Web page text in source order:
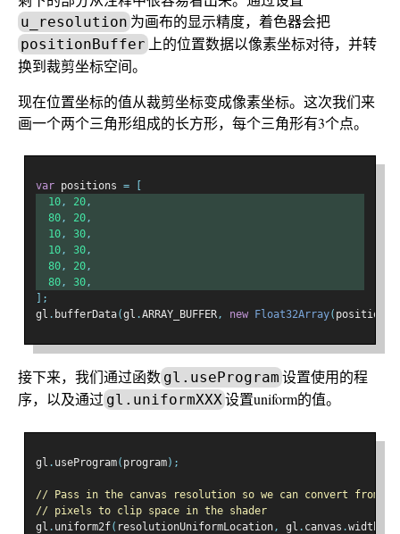
u_resolution 为画布的显示精度，着色器会把
positionBuffer 上的位置数据以像素坐标对待，并转
换到裁剪坐标空间。
现在位置坐标的值从裁剪坐标变成像素坐标。这次我们来
画一个两个三角形组成的长方形，每个三角形有3个点。
var positions =
10, 20,
80, 20,
10, 30,
10, 30,
80, 20,
80, 30,
];
gl . bufferData(gl .ARRAY_BUFFER, new Float32Array( positions
接下来，我们通过函数 gl.useProgram 设置使用的程
序，以及通过 gl.uniformXXX设置uniform的值。
gl . useProgram( program);
// Pass in the canvas resolution so we can convert from
// pixels to clip space in the shader
gl . uniform2f( resolutionUniformLocation, gl . canvas .width